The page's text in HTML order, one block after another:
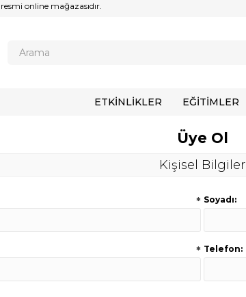
online mağazasıdır.
ETKİNLİKLER EĞİTİMLER
Üye Ol
Kişisel Bilgiler
* Soyadı:
* Telefon: